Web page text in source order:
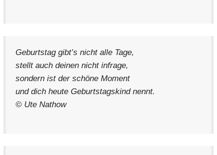
Geburtstag gibt’s nicht alle Tage,
stellt auch deinen nicht infrage,
sondern ist der schöne Moment
und dich heute Geburtstagskind nennt.
© Ute Nathow